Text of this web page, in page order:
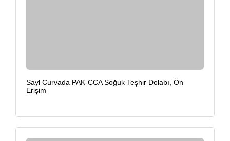
Sayl Curvada PAK-CCA Soğuk Teşhir Dolabı, Ön
Erişim